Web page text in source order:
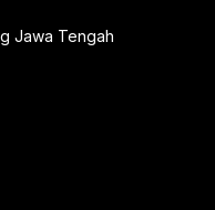
Jawa Tengah